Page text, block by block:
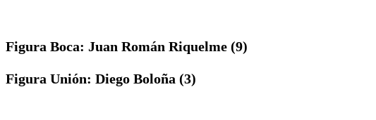
Figura Boca: Juan Román Riquelme (9)
Figura Unión: Diego Boloña (3)